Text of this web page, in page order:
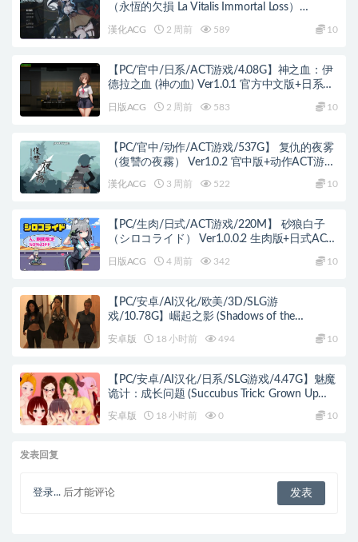
（永恆的欠損 La Vitalis Immortal Loss）
Ver0.50.1 beta 官中版+MOD+存档+动作ACT游
戏+3.81G
漢化ACG 2 周前 589 10
【PC/官中/日系/ACT游戏/4.08G】神之血：伊
德拉之血 (神の血) Ver1.0.1 官方中文版+日系
日版ACG 2 周前 583 10
【PC/官中/动作/ACT游戏/537G】 复仇的夜雾
（復讐の夜霧） Ver1.0.2 官中版+动作ACT游戏
漢化ACG 3 周前 522 10
【PC/生肉/日式/ACT游戏/220M】 砂狼白子
（シロコライド） Ver1.0.0.2 生肉版+日式ACT
日版ACG 4 周前 342 10
【PC/安卓/AI汉化/欧美/3D/SLG游
戏/10.78G】崛起之影 (Shadows of the
Ascendant) Day 3 August AI汉化版 PC+安卓
+欧美3D SLG+10.78G
安卓版 18 小时前 494 10
【PC/安卓/AI汉化/日系/SLG游戏/4.47G】魅魔
诡计：成长问题 (Succubus Trick: Grown Up
Problem) Ver0.9.7 AI汉化版+PC+安卓+日系SLG
游戏+4.47G
安卓版 18 小时前 0 10
发表回复
登录... 后才能评论